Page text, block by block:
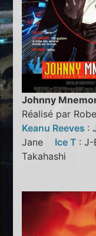
Johnny
Réalisé par
Keanu Reeves :
Jane Ice T :
Takahashi